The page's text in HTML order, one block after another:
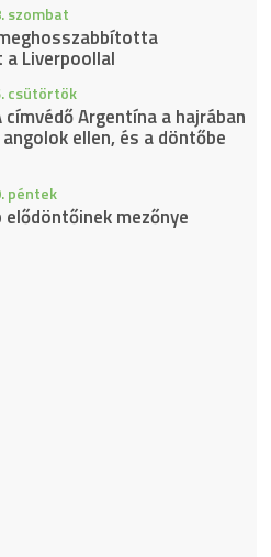
szombat
Liverpoollal
csütörtök
Argentína a hajrában
ellen, és a döntőbe
péntek
elődöntőinek mezőnye